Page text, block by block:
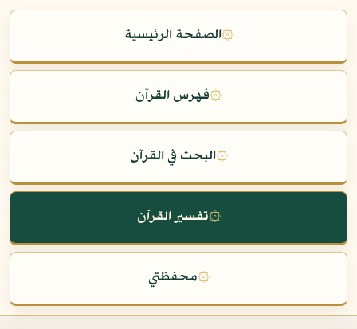
۞الصفحة الرئيسية
۞فهرس القرآن
۞البحث في القرآن
۞تفسير القرآن
۞محفظتي